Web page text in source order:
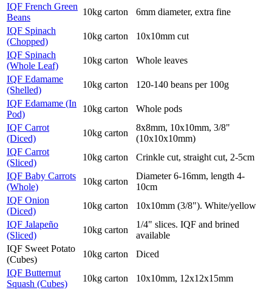
IQF French Green
Beans
10kg carton
6mm diameter, extra fine
IQF Spinach
(Chopped)
10kg carton
10x10mm cut
IQF Spinach
(Whole Leaf)
10kg carton
Whole leaves
IQF Edamame
(Shelled)
10kg carton
120-140 beans per 100g
IQF Edamame (In
Pod)
10kg carton
Whole pods
IQF Carrot
(Diced)
10kg carton
8x8mm, 10x10mm, 3/8"
(10x10x10mm)
IQF Carrot
(Sliced)
10kg carton
Crinkle cut, straight cut, 2-5cm
IQF Baby Carrots
(Whole)
10kg carton
Diameter 6-16mm, length 4-
10cm
IQF Onion
(Diced)
10kg carton
10x10mm (3/8"). White/yellow
IQF Jalapeño
(Sliced)
10kg carton
1/4" slices. IQF and brined
available
IQF Sweet Potato
(Cubes)
10kg carton
Diced
IQF Butternut
Squash (Cubes)
10kg carton
10x10mm, 12x12x15mm